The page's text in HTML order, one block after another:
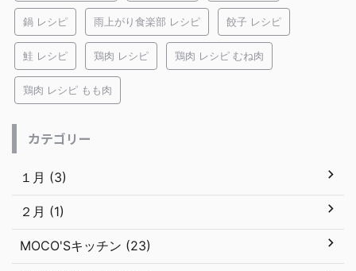
鍋 レシピ 雨上がり食楽部 レシピ 餃子 レシピ
鮭 レシピ 鶏肉 レシピ 鶏肉 レシピ むね肉
鶏肉 レシピ もも肉
カテゴリー
１月 (3)
２月 (1)
MOCO'Sキッチン (23)